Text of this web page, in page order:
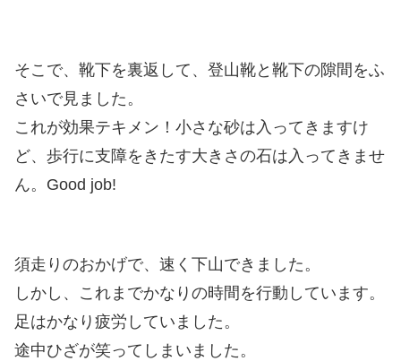
そこで、靴下を裏返して、登山靴と靴下の隙間をふ
さいで見ました。
これが効果テキメン！小さな砂は入ってきますけ
ど、歩行に支障をきたす大きさの石は入ってきませ
ん。Good job!
須走りのおかげで、速く下山できました。
しかし、これまでかなりの時間を行動しています。
足はかなり疲労していました。
途中ひざが笑ってしまいました。